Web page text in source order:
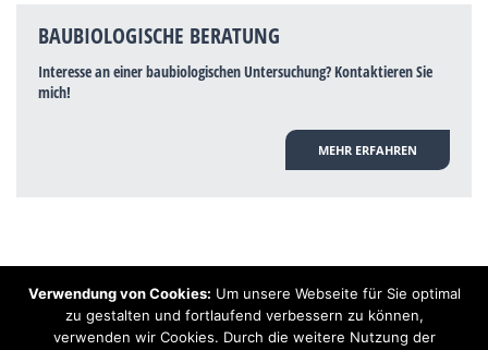
BAUBIOLOGISCHE BERATUNG
Interesse an einer baubiologischen Untersuchung? Kontaktieren Sie
mich!
MEHR ERFAHREN
Hinweis: Trotz zahlreicher Studien, die einen Zusammenhang zwischen
Elektrosmog und gesundheitlichen Problemen aufzeigen, ist es von der
praktischen Schulmedizin bisher wissenschaftlich nicht anerkannt, dass
Verwendung von Cookies: Um unsere Webseite für Sie optimal
zu gestalten und fortlaufend verbessern zu können,
verwenden wir Cookies. Durch die weitere Nutzung der